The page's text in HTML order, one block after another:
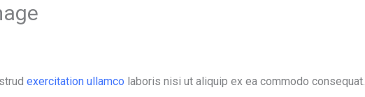
exercitation ullamco laboris nisi ut aliquip ex ea commodo consequat.